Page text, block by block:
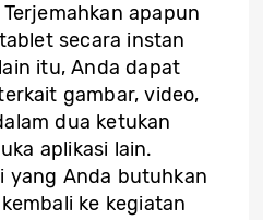
apapun
secara instan
itu, Anda dapat
gambar, video,
dua ketukan
aplikasi lain.
yang Anda butuhkan
ke kegiatan